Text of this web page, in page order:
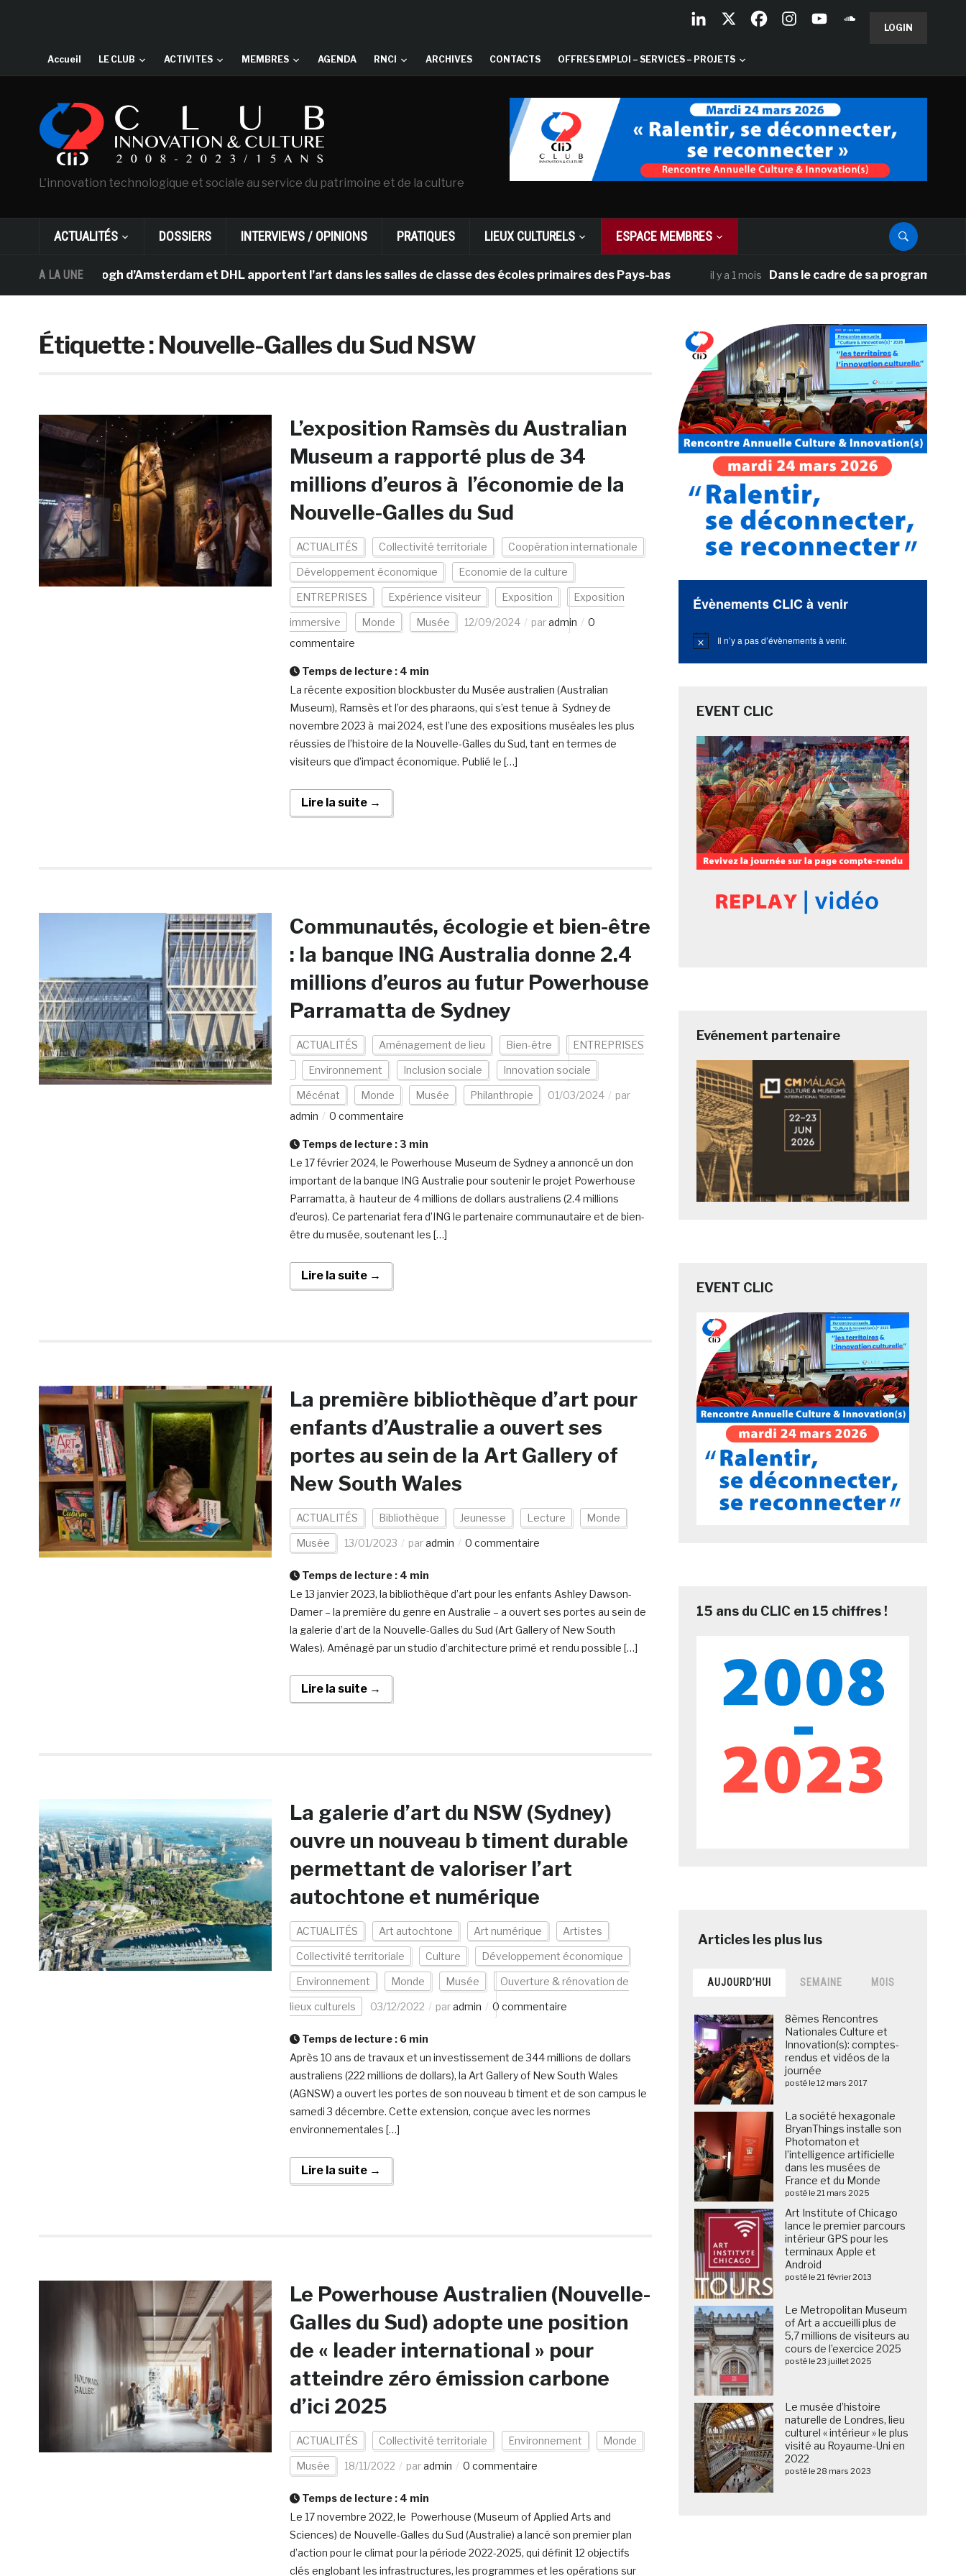
LOGIN
Accueil LE CLUB ACTIVITES MEMBRES AGENDA RNCI ARCHIVES CONTACTS OFFRES EMPLOI – SERVICES – PROJETS
L'innovation technologique et sociale au service du patrimoine et de la culture
ACTUALITÉS DOSSIERS INTERVIEWS / OPINIONS PRATIQUES LIEUX CULTURELS ESPACE MEMBRES
A LA UNE
Van Gogh d’Amsterdam et DHL apportent l’art dans les salles de classe des écoles primaires des Pays-bas il y a 1 mois Dans le cadre de sa programmation
Étiquette :Nouvelle-Galles du Sud NSW
L’exposition Ramsès du Australian
Museum a rapporté plus de 34
millions d’euros à l’économie de la
Nouvelle-Galles du Sud
ACTUALITÉS Collectivité territoriale Coopération internationale
Développement économique Economie de la culture
ENTREPRISES Expérience visiteur Exposition Exposition
immersive Monde Musée 12/09/2024 paradmin
0
commentaire
Temps de lecture : 4 min
La récente exposition blockbuster du Musée australien (Australian
Museum), Ramsès et l’or des pharaons, qui s’est tenue à Sydney de
novembre 2023 à mai 2024, est l’une des expositions muséales les plus
réussies de l’histoire de la Nouvelle-Galles du Sud, tant en termes de
visiteurs que d’impact économique. Publié le […]
Lire la suite →
Communautés, écologie et bien-être
: la banque ING Australia donne 2.4
millions d’euros au futur Powerhouse
Parramatta de Sydney
ACTUALITÉS Aménagement de lieu Bien-être ENTREPRISES
Environnement Inclusion sociale Innovation sociale
Mécénat Monde Musée Philanthropie 01/03/2024
par
admin
0 commentaire
Temps de lecture : 3 min
Le 17 février 2024, le Powerhouse Museum de Sydney a annoncé un don
important de la banque ING Australie pour soutenir le projet Powerhouse
Parramatta, à hauteur de 4 millions de dollars australiens (2.4 millions
d’euros). Ce partenariat fera d’ING le partenaire communautaire et de bien-
être du musée, soutenant les […]
Lire la suite →
La première bibliothèque d’art pour
enfants d’Australie a ouvert ses
portes au sein de la Art Gallery of
New South Wales
ACTUALITÉS Bibliothèque Jeunesse Lecture Monde
Musée 13/01/2023 paradmin 0 commentaire
Temps de lecture : 4 min
Le 13 janvier 2023, la bibliothèque d’art pour les enfants Ashley Dawson-
Damer – la première du genre en Australie – a ouvert ses portes au sein de
la galerie d’art de la Nouvelle-Galles du Sud (Art Gallery of New South
Wales). Aménagé par un studio d’architecture primé et rendu possible […]
Lire la suite →
La galerie d’art du NSW (Sydney)
ouvre un nouveau b timent durable
permettant de valoriser l’art
autochtone et numérique
ACTUALITÉS Art autochtone Art numérique Artistes
Collectivité territoriale Culture Développement économique
Environnement Monde Musée Ouverture & rénovation de
lieux culturels 03/12/2022 paradmin 0 commentaire
Temps de lecture : 6 min
Après 10 ans de travaux et un investissement de 344 millions de dollars
australiens (222 millions de dollars), la Art Gallery of New South Wales
(AGNSW) a ouvert les portes de son nouveau b timent et de son campus le
samedi 3 décembre. Cette extension, conçue avec les normes
environnementales […]
Lire la suite →
Le Powerhouse Australien (Nouvelle-
Galles du Sud) adopte une position
de « leader international » pour
atteindre zéro émission carbone
d’ici 2025
ACTUALITÉS Collectivité territoriale Environnement Monde
Musée 18/11/2022 paradmin 0 commentaire
Temps de lecture : 4 min
Le 17 novembre 2022, le Powerhouse (Museum of Applied Arts and
Sciences) de Nouvelle-Galles du Sud (Australie) a lancé son premier plan
d’action pour le climat pour la période 2022-2025, qui définit 12 objectifs
clés englobant les infrastructures, les programmes et les opérations sur
Évènements CLIC à venir
Notice Il n’y a pas d’évènements à venir.
EVENT CLIC
Evénement partenaire
EVENT CLIC
15 ans du CLIC en 15 chiffres !
AUJOURD’HUI SEMAINE MOIS
8èmes Rencontres
Nationales Culture et
Innovation(s): comptes-
rendus et vidéos de la
journée
posté le 12 mars 2017
La société hexagonale
BryanThings installe son
Photomaton et
l’intelligence artificielle
dans les musées de
France et du Monde
posté le 21 mars 2025
Art Institute of Chicago
lance le premier parcours
intérieur GPS pour les
terminaux Apple et
Android
posté le 21 février 2013
Le Metropolitan Museum
of Art a accueilli plus de
5,7 millions de visiteurs au
cours de l’exercice 2025
posté le 23 juillet 2025
Le musée d’histoire
naturelle de Londres, lieu
culturel « intérieur » le plus
visité au Royaume-Uni en
2022
posté le 28 mars 2023